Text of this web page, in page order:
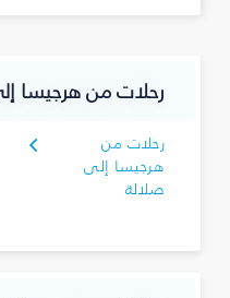
رحلات من هرجيسا
رحلات من
هرجيسا إلى
صلالة